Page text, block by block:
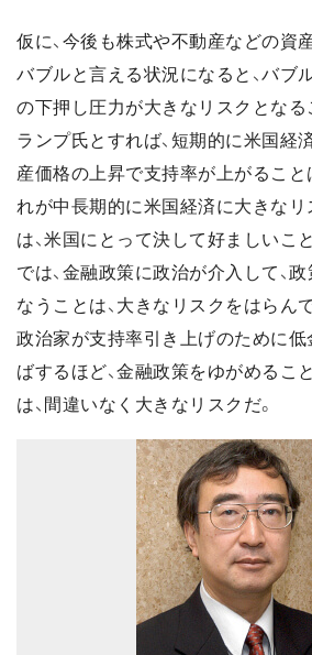
仮に、今後も株式や不動産などの資
バブルと言える状況になると、バブ
の下押し圧力が大きなリスクとなる
ランプ氏とすれば、短期的に米国経
産価格の上昇で支持率が上がること
れが中長期的に米国経済に大きなリ
は、米国にとって決して好ましいこ
では、金融政策に政治が介入して、
なうことは、大きなリスクをはらん
政治家が支持率引き上げのために
ばするほど、金融政策をゆがめるこ
は、間違いなく大きなリスクだ。